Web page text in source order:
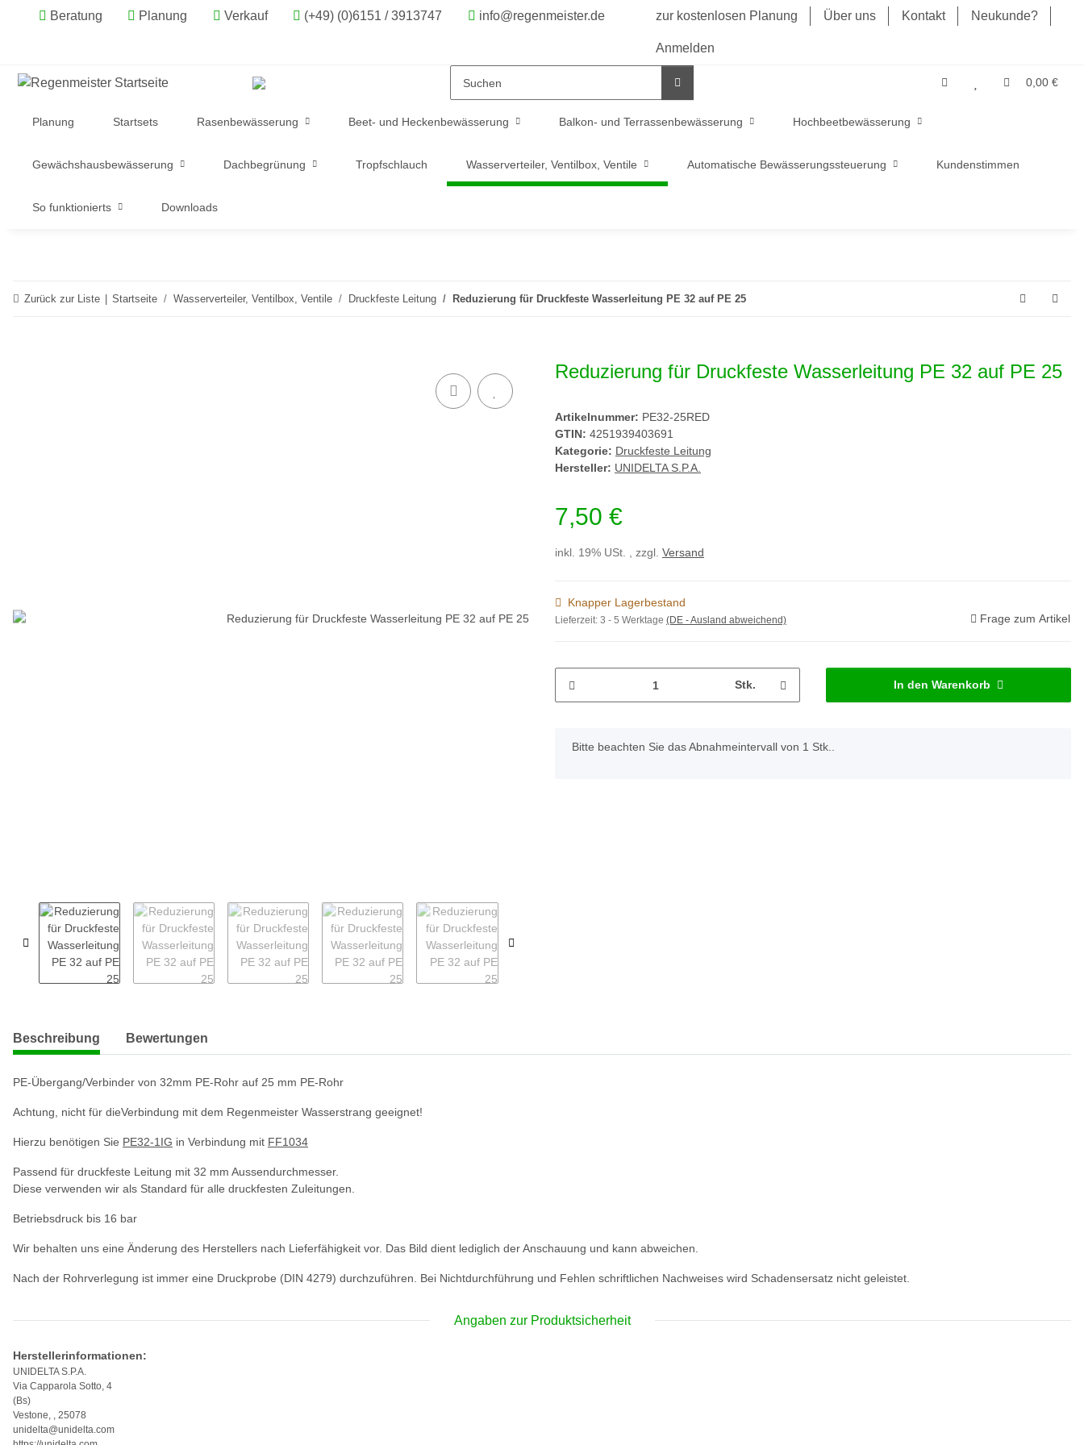
Beratung Planung Verkauf (+49) (0)6151 / 3913747 info@regenmeister.de zur kostenlosen Planung Über uns Kontakt Neukunde?
Anmelden
0,00 €
Planung Startsets Rasenbewässerung Beet- und Heckenbewässerung Balkon- und Terrassenbewässerung Hochbeetbewässerung
Gewächshausbewässerung Dachbegrünung Tropfschlauch Wasserverteiler, Ventilbox, Ventile Automatische Bewässerungssteuerung Kundenstimmen
So funktionierts Downloads
Zurück zur Liste Startseite Wasserverteiler, Ventilbox, Ventile Druckfeste Leitung Reduzierung für Druckfeste Wasserleitung PE 32 auf PE 25
Reduzierung für Druckfeste Wasserleitung PE 32 auf PE 25
Artikelnummer: PE32-25RED
GTIN: 4251939403691
Kategorie: Druckfeste Leitung
Hersteller: UNIDELTA S.P.A.
7,50 €
inkl. 19% USt. , zzgl. Versand
Knapper Lagerbestand
Lieferzeit: 3 - 5 Werktage (DE - Ausland abweichend) Frage zum Artikel
Stk. In den Warenkorb
x
Bitte beachten Sie das Abnahmeintervall von 1 Stk..
weitere Registerkarten anzeigen
Beschreibung Bewertungen
PE-Übergang/Verbinder von 32mm PE-Rohr auf 25 mm PE-Rohr
Achtung, nicht für dieVerbindung mit dem Regenmeister Wasserstrang geeignet!
Hierzu benötigen Sie PE32-1IG in Verbindung mit FF1034
Passend für druckfeste Leitung mit 32 mm Aussendurchmesser.
Diese verwenden wir als Standard für alle druckfesten Zuleitungen.
Betriebsdruck bis 16 bar
Wir behalten uns eine Änderung des Herstellers nach Lieferfähigkeit vor. Das Bild dient lediglich der Anschauung und kann abweichen.
Nach der Rohrverlegung ist immer eine Druckprobe (DIN 4279) durchzuführen. Bei Nichtdurchführung und Fehlen schriftlichen Nachweises wird Schadensersatz nicht geleistet.
Angaben zur Produktsicherheit
Herstellerinformationen:
UNIDELTA S.P.A.
Via Capparola Sotto, 4
(Bs)
Vestone, , 25078
unidelta@unidelta.com